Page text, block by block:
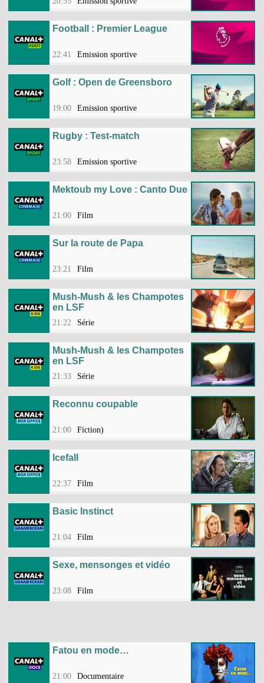
Football : Premier League
22:41 Emission sportive
Golf : Open de Greensboro
19:00 Emission sportive
Rugby : Test-match
23:58 Emission sportive
Mektoub my Love : Canto Due
21:00 Film
Sur la route de Papa
23:21 Film
Mush-Mush & les Champotes
en LSF
21:22 Série
Mush-Mush & les Champotes
en LSF
21:33 Série
Reconnu coupable
21:00 Fiction)
Icefall
22:37 Film
Basic Instinct
21:04 Film
Sexe, mensonges et vidéo
23:08 Film
Fatou en mode…
21:00 Documentaire